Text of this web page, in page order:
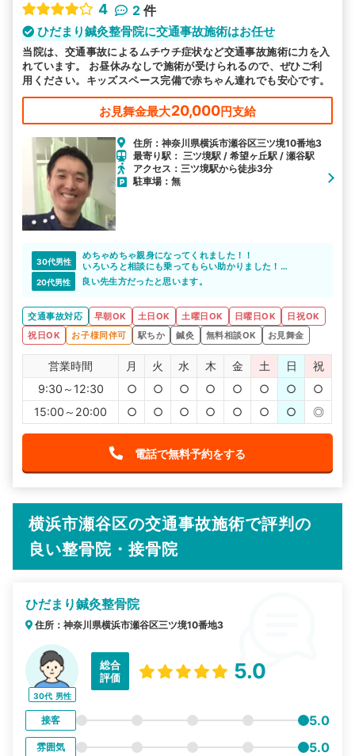
その他の検索方法
駅から探す 院名から探す
4
2 件
ひだまり鍼灸整骨院に交通事故施術はお任せ
当院は、交通事故によるムチウチ症状など交通事故施術に力を入
れています。 お昼休みなしで施術が受けられるので、ぜひご利
用ください。キッズスペース完備で赤ちゃん連れでも安心です。
お見舞金最大20,000円支給
住所：神奈川県横浜市瀬谷区三ツ境10番地3
最寄り駅： 三ツ境駅 / 希望ヶ丘駅 / 瀬谷駅
アクセス：三ツ境駅から徒歩3分
駐車場：無
30代男性
めちゃめちゃ親身になってくれました！！
いろいろと相談にも乗ってもらい助かりました！！
今度は普通に通ってみたいです
20代男性 良い先生方だったと思います。
交通事故対応 早朝OK 土日OK 土曜日OK 日曜日OK
日祝OK
祝日OK
お子様同伴可 駅ちか 鍼灸 無料相談OK お見舞金
営業時間 月 火 水 木 金 土 日
祝
9:30～12:30
○ ○ ○ ○ ○ ○ ○
○
15:00～20:00
○ ○ ○ ○ ○ ○ ○ ◎
電話で無料予約をする
横浜市瀬谷区の交通事故施術で評判の
良い整骨院・接骨院
ひだまり鍼灸整骨院
住所：神奈川県横浜市瀬谷区三ツ境10番地3
30代 男性
総合
評価
5.0
接客 5.0
雰囲気 5.0